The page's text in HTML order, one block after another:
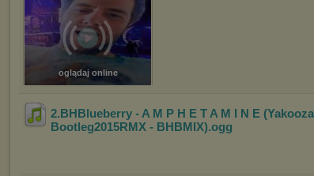
oglądaj online
2.BHBlueberry - A M P H E T A M I N E
Bootleg2015RMX - BHBMIX).ogg